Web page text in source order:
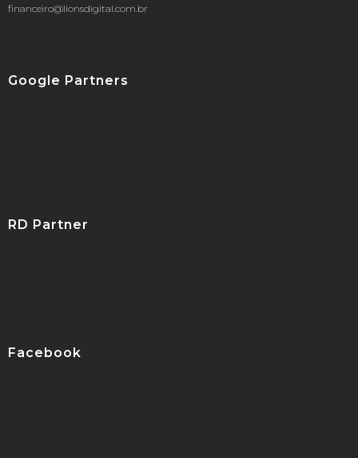
financeiro@lionsdigital.com.br
Google Partners
RD Partner
Facebook